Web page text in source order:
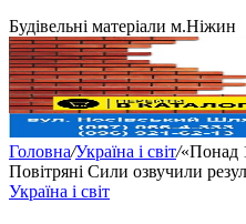
Будівельні матеріали м.Ніжин
Головна/Україна і світ/«Понад
Повітряні Сили озвучили
Україна і світ